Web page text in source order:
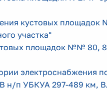
кустовых
участка"
площадок №№ 80,
электроснабжения
н/п УБКУА 297-489 км,